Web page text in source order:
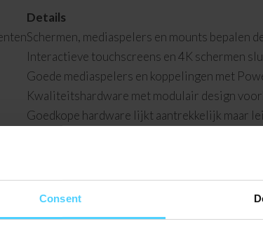
Consent
Details
Schermen, mediaspelers en mounts
Interactieve touchscreens en 4K schermen
Goede mediaspelers en koppelingen met
Kwaliteitshardware met modulair design
Goedkope hardware lijkt aantrekkelijk maar
hardware? een
alle fysieke componenten die nodig zijn om
Samen vormen deze elementen een